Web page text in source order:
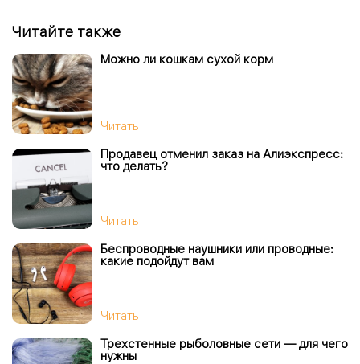
Читайте также
Можно ли кошкам сухой корм
Читать
Продавец отменил заказ на Алиэкспресс:
что делать?
Читать
Беспроводные наушники или проводные:
какие подойдут вам
Читать
Трехстенные рыболовные сети — для чего
нужны